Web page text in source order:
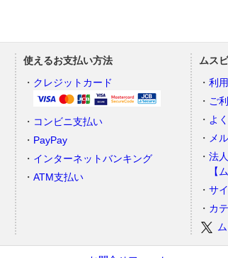
使えるお支払い方法
クレジットカード
コンビニ支払い
PayPay
インターネットバンキング
ATM支払い
ムス
利
ご
よ
メ
法
【
サ
カ